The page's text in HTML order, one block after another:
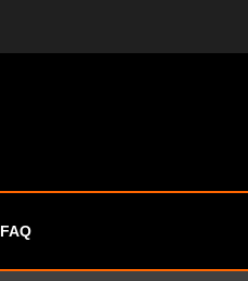
FAQ